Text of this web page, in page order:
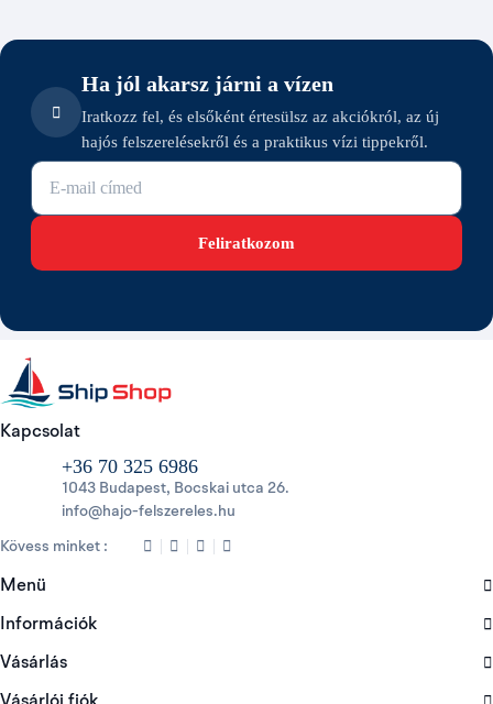
Ha jól akarsz járni a vízen
Iratkozz fel, és elsőként értesülsz az akciókról, az új
hajós felszerelésekről és a praktikus vízi tippekről.
E-mail cím
Feliratkozom
Kapcsolat
+36 70 325 6986
1043 Budapest, Bocskai utca 26.
info@hajo-felszereles.hu
Kövess minket :
Menü
Információk
Vásárlás